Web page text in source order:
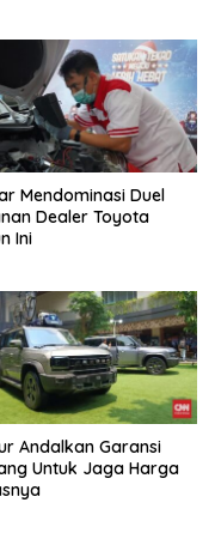
Mendominasi Duel
Dealer Toyota
Ini
Andalkan Garansi
Untuk Jaga Harga